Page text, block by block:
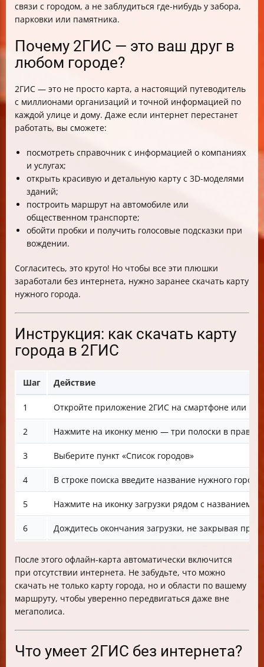
связи с городом, а не заблудиться где-нибудь у забора,
парковки или памятника.
Почему 2ГИС — это ваш друг в
любом городе?
2ГИС — это не просто карта, а настоящий путеводитель
с миллионами организаций и точной информацией по
каждой улице и дому. Даже если интернет перестанет
работать, вы сможете:
посмотреть справочник с информацией о компаниях
и услугах;
открыть красивую и детальную карту с 3D-моделями
зданий;
построить маршрут на автомобиле или
общественном транспорте;
обойти пробки и получить голосовые подсказки при
вождении.
Согласитесь, это круто! Но чтобы все эти плюшки
заработали без интернета, нужно заранее скачать карту
нужного города.
Инструкция: как скачать карту
города в 2ГИС
Шаг Действие
1 Откройте приложение 2ГИС на смартфоне или
2 Нажмите на иконку меню — три полоски в правом
3 Выберите пункт «Список городов»
4 В строке поиска введите название нужного города
5 Нажмите на иконку загрузки рядом с названием
6 Дождитесь окончания загрузки, не закрывая
После этого офлайн-карта автоматически включится
при отсутствии интернета. Не забудьте, что можно
скачать не только карту города, но и области по вашему
маршруту, чтобы уверенно передвигаться даже вне
мегаполиса.
Что умеет 2ГИС без интернета?